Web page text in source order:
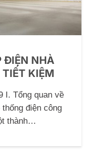
ĐIỆN NHÀ
KIỆM
I. Tổng quan về
điện công
thành…